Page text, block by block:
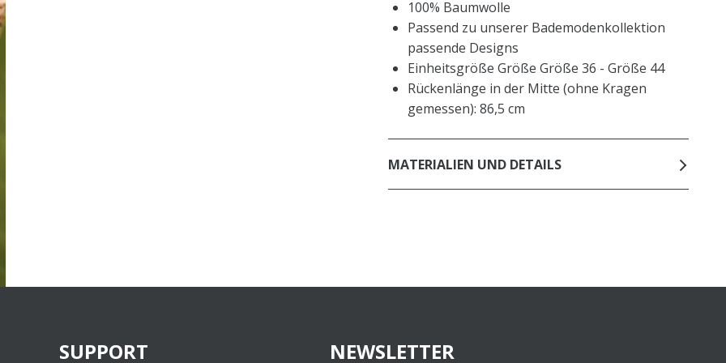
100% Baumwolle
Passend zu unserer Bademodenkollektion
passende Designs
Einheitsgröße Größe Größe 36 - Größe 44
Rückenlänge in der Mitte (ohne Kragen
gemessen): 86,5 cm
MATERIALIEN UND DETAILS
SUPPORT NEWSLETTER